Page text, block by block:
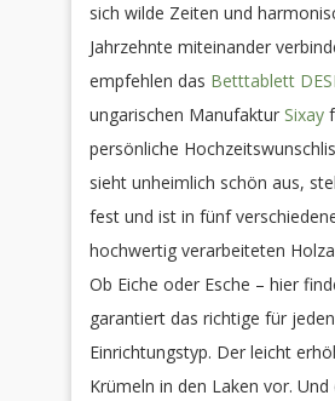
sich wilde Zeiten und
Jahrzehnte miteinander
empfehlen das Betttablett
ungarischen Manufaktur Sixay
persönliche
sieht unheimlich schön aus,
fest und ist in fünf
hochwertig verarbeiteten
Ob Eiche oder Esche – hier
garantiert das richtige für jeden
Einrichtungstyp. Der leicht
Krümeln in den Laken vor.